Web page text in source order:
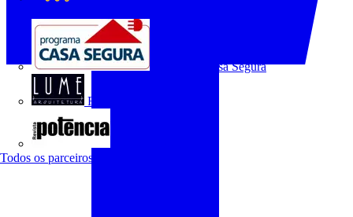
Programa Casa Segura
Revista Lume Arquitetura
Todos os parceiros